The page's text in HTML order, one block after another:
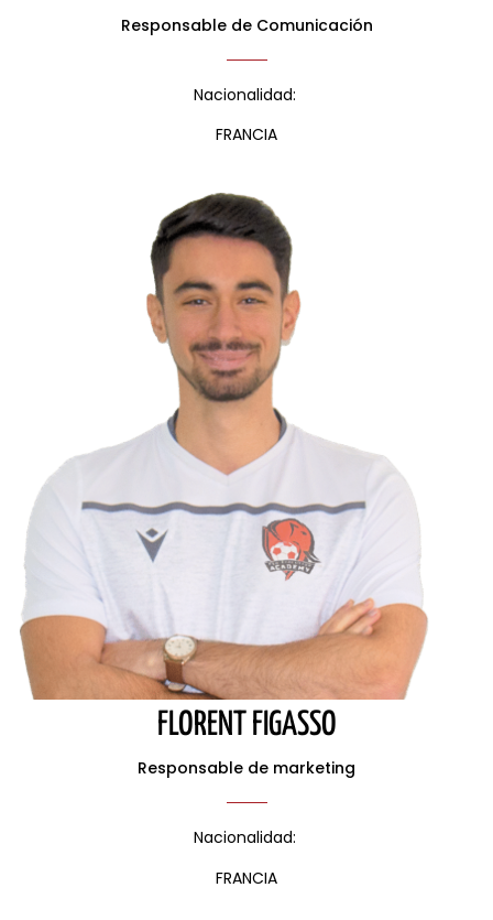
Responsable de Comunicación
Nacionalidad:
FRANCIA
FLORENT FIGASSO
Responsable de marketing
Nacionalidad:
FRANCIA